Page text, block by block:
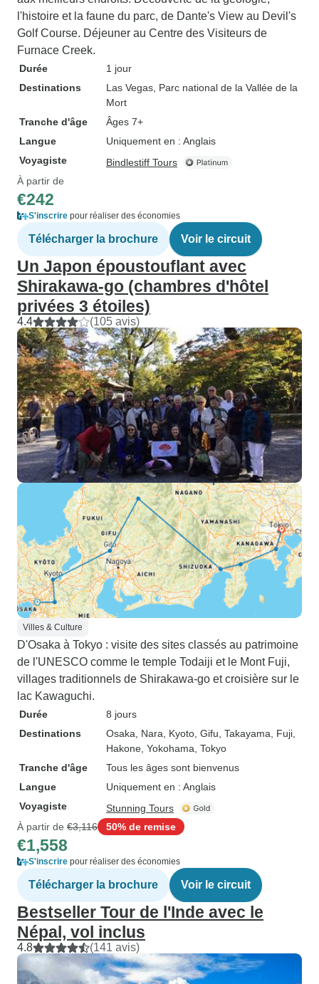
l'histoire et la faune du parc, de Dante's View au Devil's
Golf Course. Déjeuner au Centre des Visiteurs de
Furnace Creek.
Durée
1 jour
Destinations
Las Vegas , Parc national de la Vallée de la
Mort
Tranche d'âge
Âges 7+
Langue
Uniquement en : Anglais
Voyagiste
Bindlestiff Tours
À partir de
€242
S'inscrire pour réaliser des économies
Télécharger la brochure Voir le circuit
Un Japon époustouflant avec
Shirakawa-go (chambres d'hôtel
privées 3 étoiles)
4.4 (105 avis)
Villes & Culture
D'Osaka à Tokyo : visite des sites classés au patrimoine
de l'UNESCO comme le temple Todaiji et le Mont Fuji,
villages traditionnels de Shirakawa-go et croisière sur le
lac Kawaguchi.
Durée
8 jours
Destinations
Osaka , Nara , Kyoto , Gifu , Takayama , Fuji
Hakone , Yokohama , Tokyo
Tranche d'âge
Tous les âges sont bienvenus
Langue
Uniquement en : Anglais
Voyagiste
Stunning Tours
À partir de €3,116 50% de remise
€1,558
S'inscrire pour réaliser des économies
Télécharger la brochure Voir le circuit
Bestseller Tour de l'Inde avec le
Népal, vol inclus
4.8 (141 avis)